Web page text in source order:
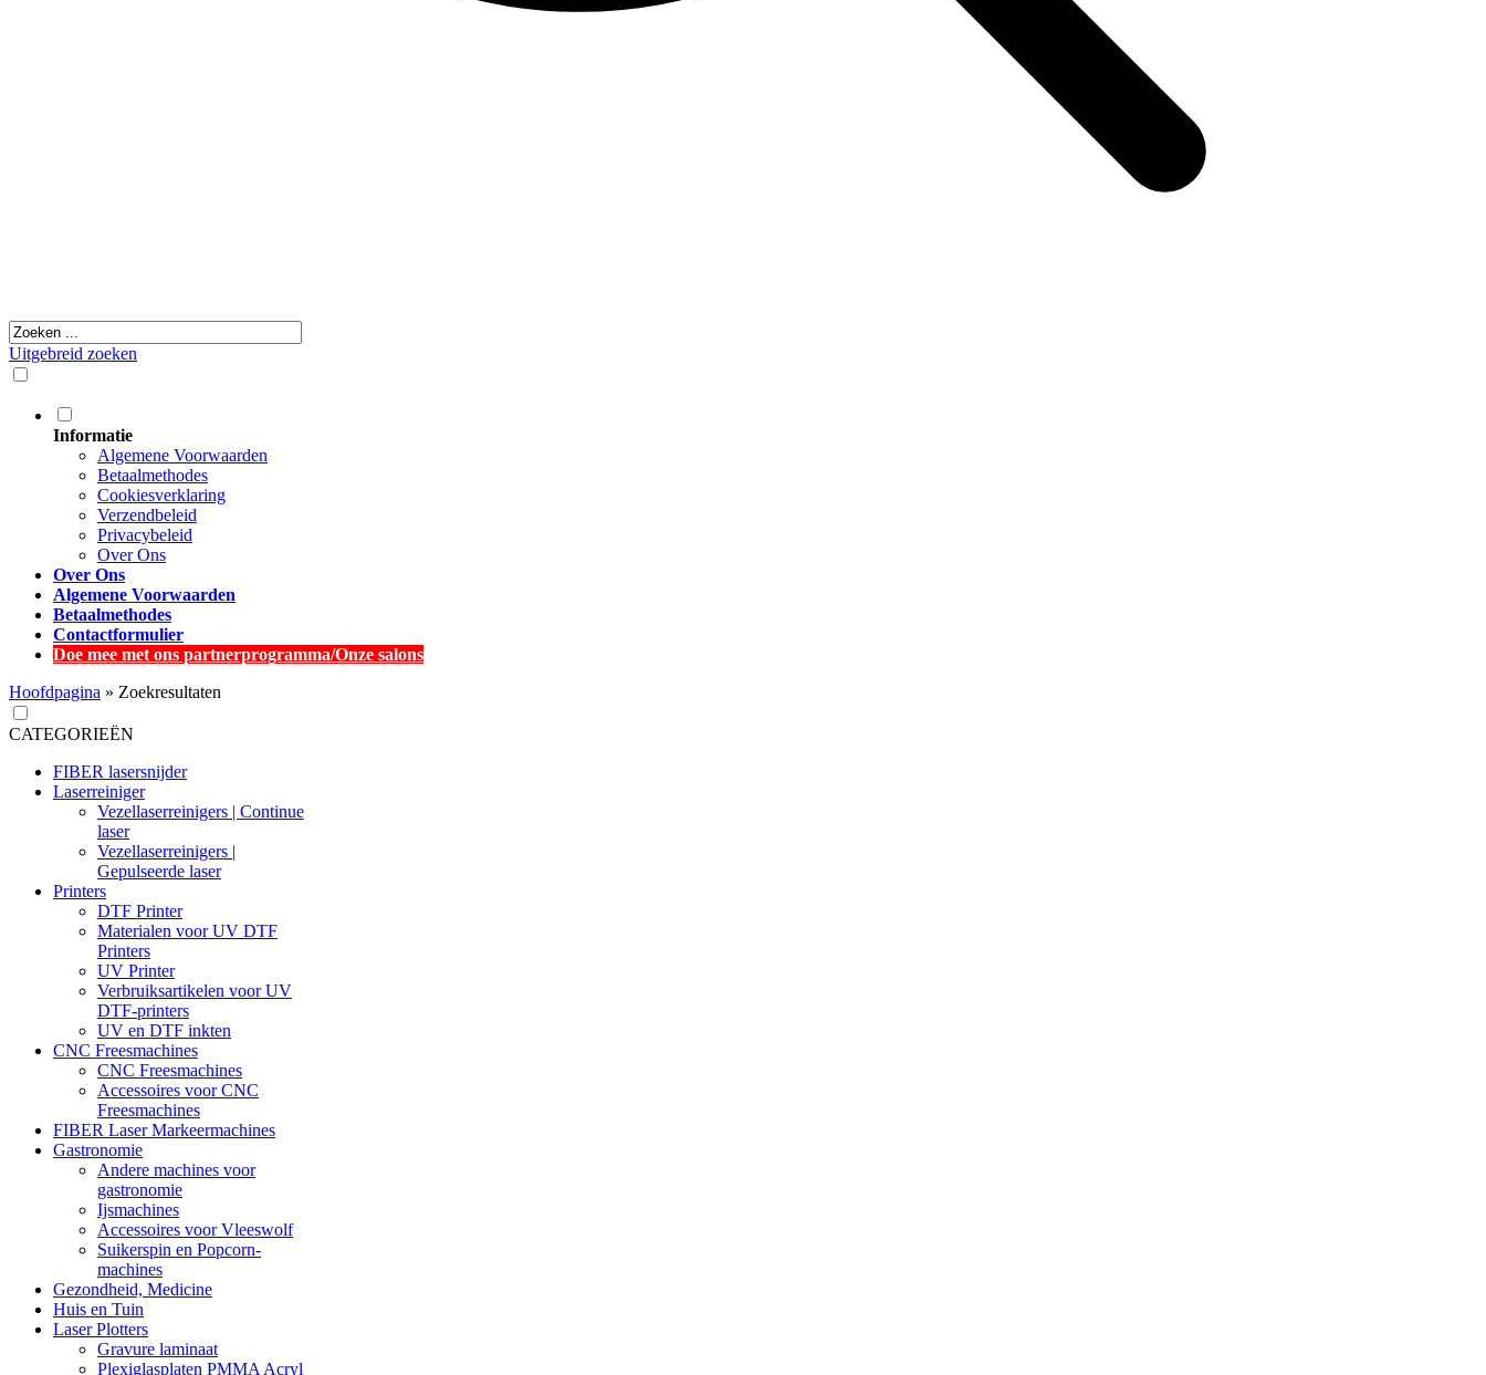
Uitgebreid zoeken
Informatie
Algemene Voorwaarden
Betaalmethodes
Cookiesverklaring
Verzendbeleid
Privacybeleid
Over Ons
Over Ons
Algemene Voorwaarden
Betaalmethodes
Contactformulier
Doe mee met ons partnerprogramma/Onze salons
Hoofdpagina » Zoekresultaten
CATEGORIEËN
FIBER lasersnijder
Laserreiniger
Vezellaserreinigers | Continue
laser
Vezellaserreinigers |
Gepulseerde laser
Printers
DTF Printer
Materialen voor UV DTF
Printers
UV Printer
Verbruiksartikelen voor UV
DTF-printers
UV en DTF inkten
CNC Freesmachines
CNC Freesmachines
Accessoires voor CNC
Freesmachines
FIBER Laser Markeermachines
Gastronomie
Andere machines voor
gastronomie
Ijsmachines
Accessoires voor Vleeswolf
Suikerspin en Popcorn-
machines
Gezondheid, Medicine
Huis en Tuin
Laser Plotters
Gravure laminaat
Plexiglasplaten PMMA Acryl